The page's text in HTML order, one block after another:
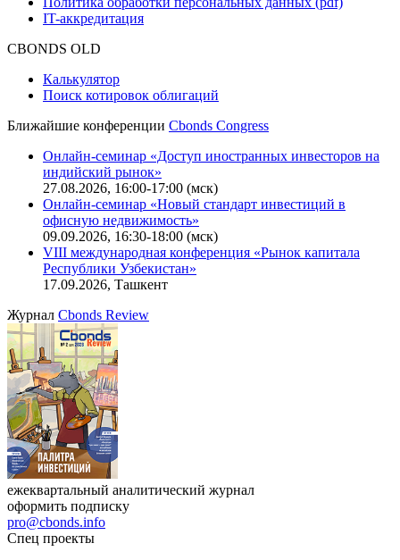
IT-аккредитация
CBONDS OLD
Калькулятор
Поиск котировок облигаций
Ближайшие конференции Cbonds Congress
Онлайн-семинар «Доступ иностранных инвесторов на
индийский рынок»
27.08.2026, 16:00-17:00 (мск)
Онлайн-семинар «Новый стандарт инвестиций в
офисную недвижимость»
09.09.2026, 16:30-18:00 (мск)
VIII международная конференция «Рынок капитала
Республики Узбекистан»
17.09.2026, Ташкент
Журнал Cbonds Review
ежеквартальный аналитический журнал
оформить подписку
pro@cbonds.info
Спец проекты